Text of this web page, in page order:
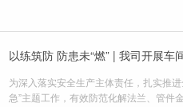
以练筑防 防患未“燃” | 我司开展车
为深入落实安全生产主体责任，扎实推
急”主题工作，有效防范化解法兰、管件